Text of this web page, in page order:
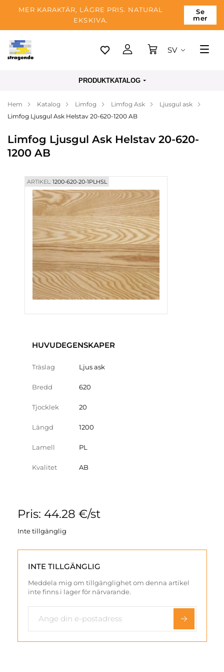
MER KARAKTÄR, LÄGRE PRIS. NATURAL
EKSKIVA.
Se
mer
Tallinn
Betalning
Blogg
SV
PRODUKTKATALOG
Hem Katalog Limfog Limfog Ask
Ljusgul ask
Limfog Ljusgul Ask Helstav 20-620-1200 AB
Limfog Ljusgul Ask Helstav 20-620-
1200 AB
ARTIKEL:1200-620-20-1PLHSL
HUVUDEGENSKAPER
Träslag Ljus ask
Bredd 620
Tjocklek 20
Längd 1200
Lamell PL
Kvalitet AB
Pris: 44.28 €/st
Inte tillgänglig
INTE TILLGÄNGLIG
Meddela mig om tillgänglighet om denna artikel
inte finns i lager för närvarande.